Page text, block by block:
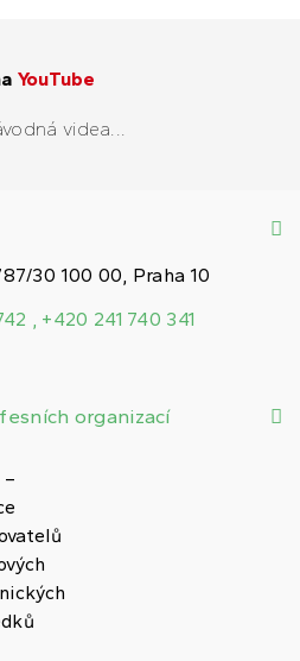
YouTube
videa...
30 100 00, Praha 10
, +420 241 740 341
organizací